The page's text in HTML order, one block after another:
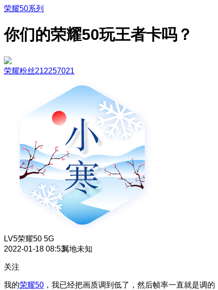
荣耀50系列
你们的荣耀50玩王者卡吗？
荣耀粉丝212257021
LV5荣耀50 5G
2022-01-18 08:53属地未知
关注
我的荣耀50 ，我已经把画质调到低了，然后帧率一直就是调的